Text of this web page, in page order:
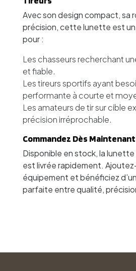
Avec son design compact, sa
précision, cette lunette est
pour :
Les chasseurs recherchant
et fiable.
Les tireurs sportifs ayant
performante à courte et
Les amateurs de tir sur cible
précision irréprochable.
Commandez Dès Maintenant
Disponible en stock, la lunette
est livrée rapidement.
équipement et bénéficiez
parfaite entre qualité,